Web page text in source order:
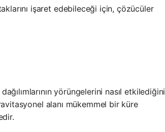
işaret edebileceği için, çözücüler
yörüngelerini nasıl etkilediğini
alanı mükemmel bir küre